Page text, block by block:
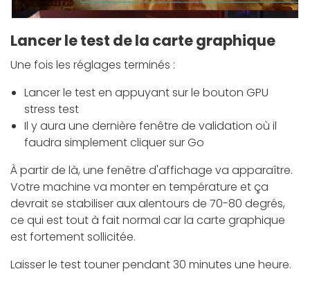
Lancer le test de la carte graphique
Une fois les réglages terminés :
Lancer le test en appuyant sur le bouton GPU
stress test
Il y aura une dernière fenêtre de validation où il
faudra simplement cliquer sur Go
À partir de là, une fenêtre d'affichage va apparaître.
Votre machine va monter en température et ça
devrait se stabiliser aux alentours de 70-80 degrés,
ce qui est tout à fait normal car la carte graphique
est fortement sollicitée.
Laisser le test touner pendant 30 minutes une heure.